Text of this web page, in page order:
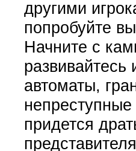
другими
попробуйте
Начните с
развивайтесь
автоматы,
придется